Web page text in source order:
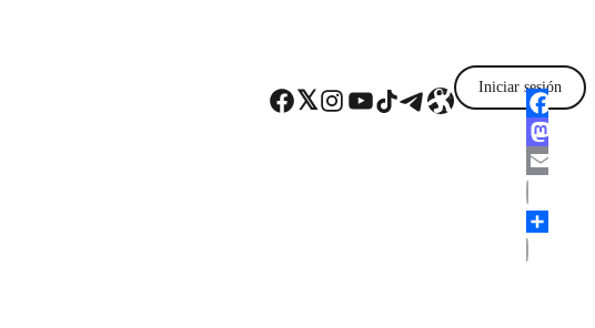
Facebook Twitter Instagram YouTube TikTok Telegram Enlace Iniciar sesión
Facebook